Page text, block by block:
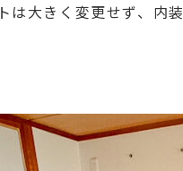
は大きく変更せず、内